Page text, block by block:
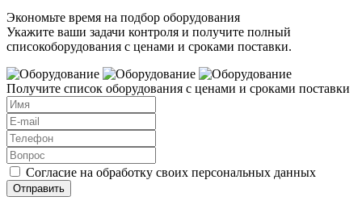
Экономьте время на подбор оборудования
Укажите ваши задачи контроля и получите полный
списокоборудования с ценами и сроками поставки.
Получите список оборудования с ценами и сроками поставки
Согласие на обработку своих персональных данных
Отправить